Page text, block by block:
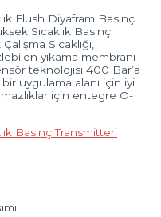
Flush Diyafram Basınç
Sıcaklık Basınç
Sıcaklığı,
yıkama membranı
teknolojisi 400 Bar’a
uygulama alanı için iyi
için entegre O-
Basınç Transmitteri